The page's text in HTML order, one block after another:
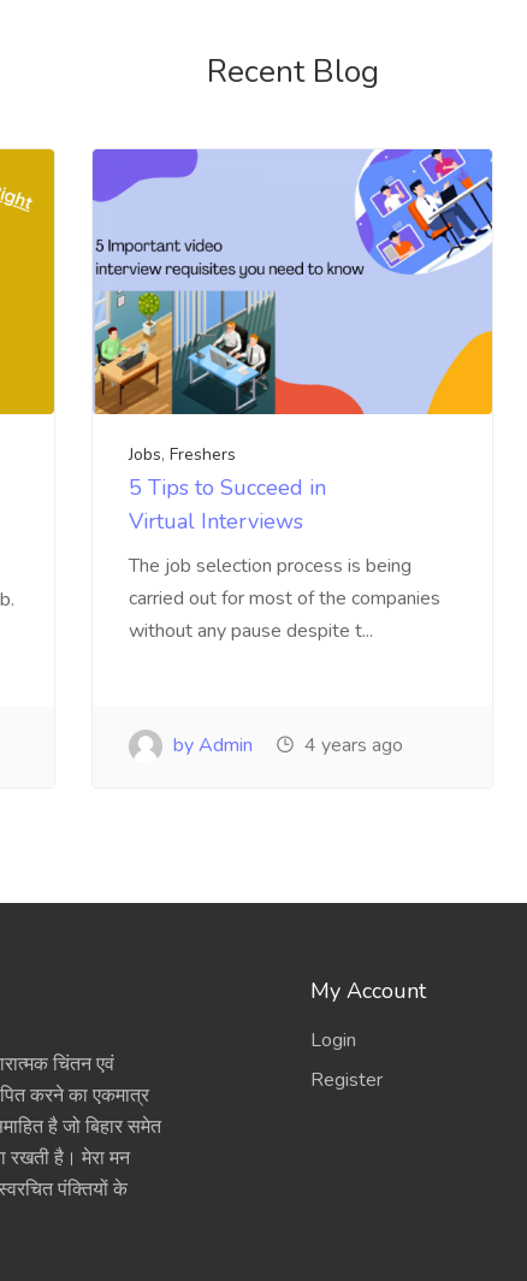
Recent Blog
Jobs,Freshers
5 Tips to Succeed in
Virtual Interviews
The job selection process is being
carried out for most of the companies
without any pause despite t...
by Admin 4 years ago
चिंतन एवं
करने का एकमात्र
है जो बिहार समेत
रखती है। मेरा मन
पंक्तियों के
My Account
Login
Register